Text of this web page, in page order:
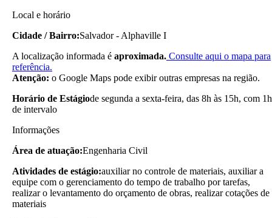
Local e horário
Cidade / Bairro:Salvador - Alphaville I
A localização informada é aproximada. Consulte aqui o mapa para
referência.
Atenção: o Google Maps pode exibir outras empresas na região.
Horário de Estágiode segunda a sexta-feira, das 8h às 15h, com 1h
de intervalo
Informações
Área de atuação:Engenharia Civil
Atividades de estágio:auxiliar no controle de materiais, auxiliar a
equipe com o gerenciamento do tempo de trabalho por tarefas,
realizar o levantamento do orçamento de obras, realizar cotações de
materiais